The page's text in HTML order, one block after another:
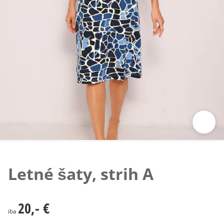
Letné šaty, strih A
20,- €
iba 20,- €